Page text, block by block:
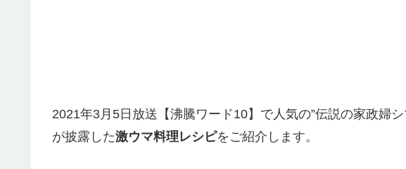
2021年3月5日放送【沸騰ワード10】で人気の”伝説の家政婦シ
が披露した激ウマ料理レシピをご紹介します。